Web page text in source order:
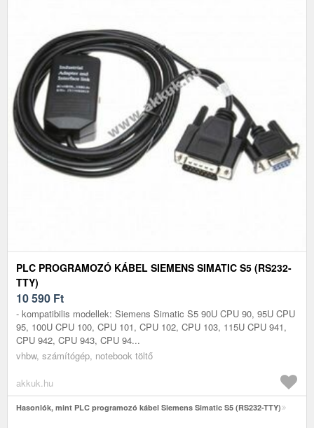
PLC PROGRAMOZÓ KÁBEL SIEMENS SIMATIC S5 (RS232-
TTY)
10 590 Ft
- kompatibilis modellek: Siemens Simatic S5 90U CPU 90, 95U CPU
95, 100U CPU 100, CPU 101, CPU 102, CPU 103, 115U CPU 941,
CPU 942, CPU 943, CPU 94...
vhbw, számítógép, notebook töltő
akkuk.hu
Hasonlók, mint PLC programozó kábel Siemens Simatic S5 (RS232-TTY)